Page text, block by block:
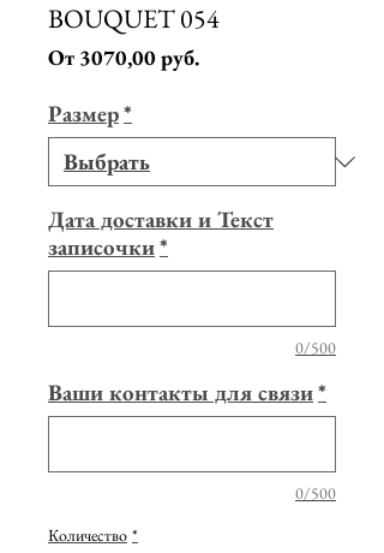
BOUQUET 054
От 3070,00 руб.Спеццена
Размер*
Дата доставки и Текст
записочки*
0/500
Ваши контакты для связи*
0/500
Количество *